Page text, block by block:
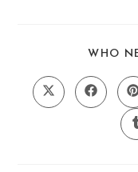
WHO
Opens
in
Opens
in
a